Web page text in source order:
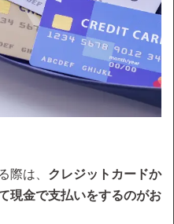
際は、 クレジットカードか
現金で支払いをするのがお